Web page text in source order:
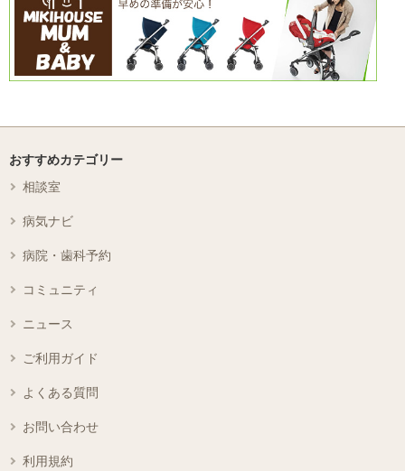
おすすめカテゴリー
相談室
病気ナビ
病院・歯科予約
コミュニティ
ニュース
ご利用ガイド
よくある質問
お問い合わせ
利用規約